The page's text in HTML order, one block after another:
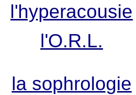
l'hyperacousie
l'O.R.L.
la sophrologie